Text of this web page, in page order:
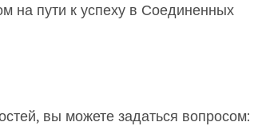
на пути к успеху в Соединенных
вы можете задаться вопросом: